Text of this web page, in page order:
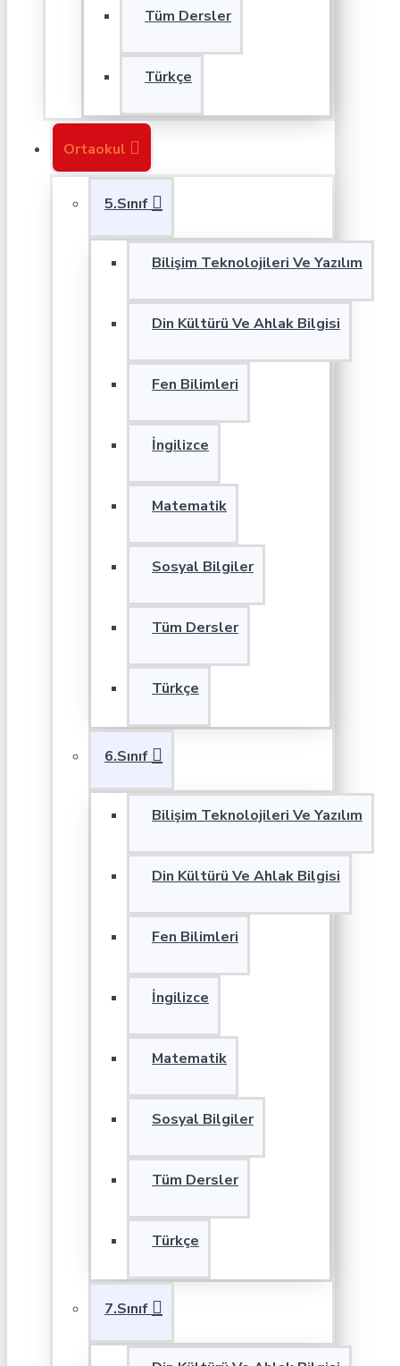
Tüm Dersler
Türkçe
Ortaokul
5.Sınıf
Bilişim Teknolojileri Ve Yazılım
Din Kültürü Ve Ahlak Bilgisi
Fen Bilimleri
İngilizce
Matematik
Sosyal Bilgiler
Tüm Dersler
Türkçe
6.Sınıf
Bilişim Teknolojileri Ve Yazılım
Din Kültürü Ve Ahlak Bilgisi
Fen Bilimleri
İngilizce
Matematik
Sosyal Bilgiler
Tüm Dersler
Türkçe
7.Sınıf